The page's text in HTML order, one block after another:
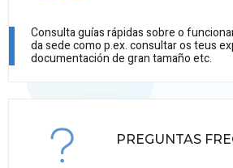
Consulta guías rápidas sobre o
da sede como p.ex. consultar os teus
documentación de gran tamaño etc.
PREGUNTAS